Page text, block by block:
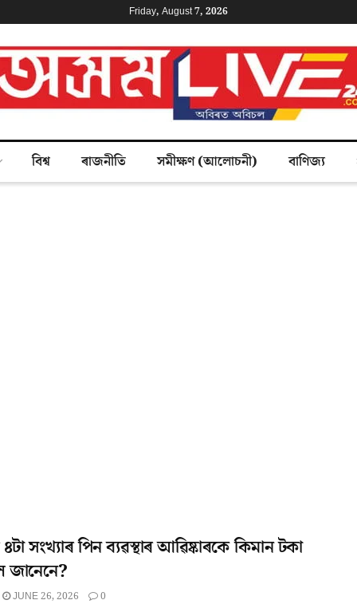
Friday, August 7, 2026
বিশ্ব ৰাজনীতি সমীক্ষণ (আলোচনী) বাণিজ্য
সংখ্যাৰ পিন ব্যৱস্থাৰ আৱিষ্কাৰকে কিমান টকা
জানেনে?
JUNE 26, 2026 0